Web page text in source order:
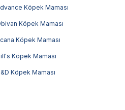
Köpek Maması
Köpek Maması
Köpek Maması
Köpek Maması
Köpek Maması